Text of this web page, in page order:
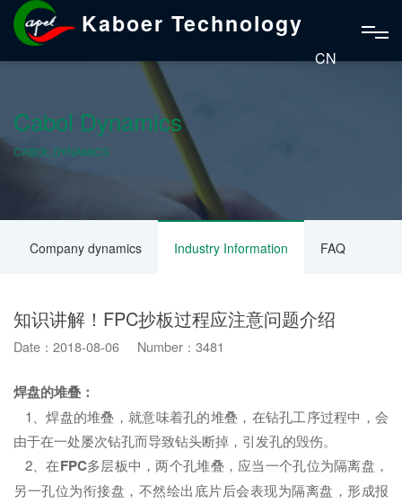
Kaboer Technology
CN
Cabol Dynamics
CABOL DYNAMICS
Company dynamics Industry Information FAQ
知识讲解！FPC抄板过程应注意问题介绍
Date：2018-08-06 Number：3481
焊盘的堆叠：
1、焊盘的堆叠，就意味着孔的堆叠，在钻孔工序过程中，会
由于在一处屡次钻孔而导致钻头断掉，引发孔的毁伤。
2、在FPC多层板中，两个孔堆叠，应当一个孔位为隔离盘，
另一孔位为衔接盘，不然绘出底片后会表现为隔离盘，形成报